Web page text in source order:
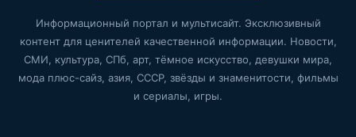
Информационный портал и мультисайт. Эксклюзивный
контент для ценителей качественной информации. Новости,
СМИ, культура, СПб, арт, тёмное искусство, девушки мира,
мода плюс-сайз, азия, СССР, звёзды и знаменитости, фильмы
и сериалы, игры.